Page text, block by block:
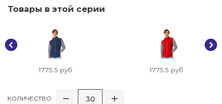
Товары в этой серии
1775.5 руб 1775.5 руб
КОЛИЧЕСТВО